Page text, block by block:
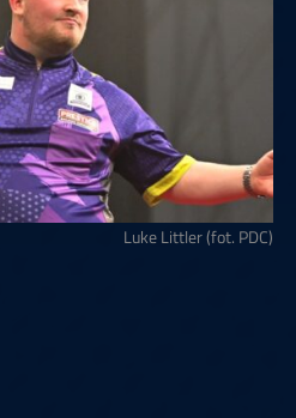
Luke Littler (fot. PDC)